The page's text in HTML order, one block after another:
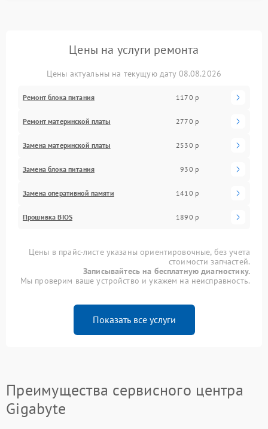
Цены на услуги ремонта
Цены актуальны на текущую дату 08.08.2026
Ремонт блока питания 1170 р
Ремонт материнской платы 2770 р
Замена материнской платы 2530 р
Замена блока питания 930 р
Замена оперативной памяти 1410 р
Прошивка BIOS 1890 р
Цены в прайс-листе указаны ориентировочные, без учета
стоимости запчастей.
Записывайтесь на бесплатную диагностику.
Мы проверим ваше устройство и укажем на неисправность.
Показать все услуги
Преимущества сервисного центра
Gigabyte